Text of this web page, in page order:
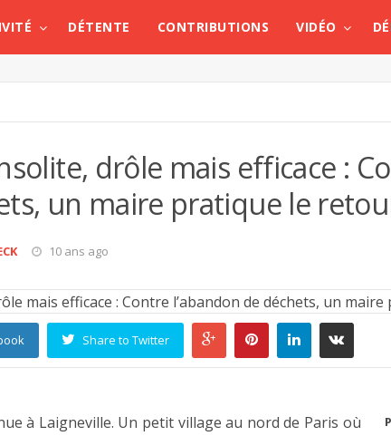
DÉTENTE CONTRIBUTIONS VIDÉO
drôle mais efficace :
un maire pratique le
10 ans ago
Share to Twitter
à Laigneville. Un petit village au nord de Paris où